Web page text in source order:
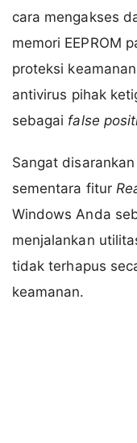
cara mengakses
memori EEPROM
proteksi
antivirus pihak
sebagai false
Sangat
sementara fitur
Windows Anda
menjalankan
tidak terhapus
keamanan.